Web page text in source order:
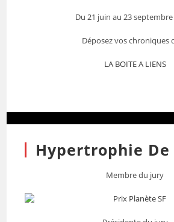
Du 21 juin au 23
Déposez vos chroniques
LA BOITE A LIENS
Hypertrophie De
Membre du jury